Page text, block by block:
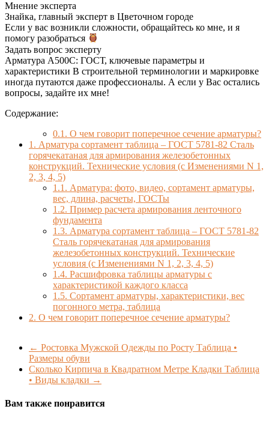
Мнение эксперта
Знайка, главный эксперт в Цветочном городе
Если у вас возникли сложности, обращайтесь ко мне, и я
помогу разобраться
Задать вопрос эксперту
Арматура А500С: ГОСТ, ключевые параметры и
характеристики В строительной терминологии и маркировке
иногда путаются даже профессионалы. А если у Вас остались
вопросы, задайте их мне!
Содержание:
0.1. О чем говорит поперечное сечение арматуры?
1. Арматура сортамент таблица – ГОСТ 5781-82 Сталь
горячекатаная для армирования железобетонных
конструкций. Технические условия (с Изменениями N 1,
2, 3, 4, 5)
1.1. Арматура: фото, видео, сортамент арматуры,
вес, длина, расчеты, ГОСТы
1.2. Пример расчета армирования ленточного
фундамента
1.3. Арматура сортамент таблица – ГОСТ 5781-82
Сталь горячекатаная для армирования
железобетонных конструкций. Технические
условия (с Изменениями N 1, 2, 3, 4, 5)
1.4. Расшифровка таблицы арматуры с
характеристикой каждого класса
1.5. Сортамент арматуры, характеристики, вес
погонного метра, таблица
2. О чем говорит поперечное сечение арматуры?
← Ростовка Мужской Одежды по Росту Таблица •
Размеры обуви
Сколько Кирпича в Квадратном Метре Кладки Таблица
• Виды кладки →
Вам также понравится